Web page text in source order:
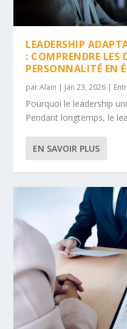
LEADERSHIP
: COMPRENDRE LES
PERSONNALITÉ EN
parAlain | Jan 23, 2026 |
Pourquoi le leadership
Pendant longtemps, le
EN SAVOIR PLUS